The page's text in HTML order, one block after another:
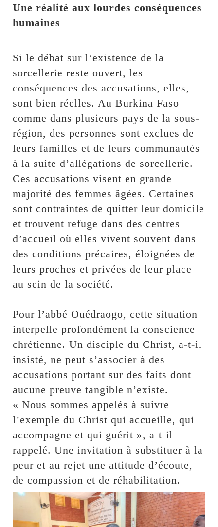
‎Une réalité aux lourdes conséquences
humaines
‎Si le débat sur l’existence de la
sorcellerie reste ouvert, les
conséquences des accusations, elles,
sont bien réelles. Au Burkina Faso
comme dans plusieurs pays de la sous-
région, des personnes sont exclues de
leurs familles et de leurs communautés
à la suite d’allégations de sorcellerie.
Ces accusations visent en grande
majorité des femmes âgées. Certaines
sont contraintes de quitter leur domicile
et trouvent refuge dans des centres
d’accueil où elles vivent souvent dans
des conditions précaires, éloignées de
leurs proches et privées de leur place
au sein de la société.
‎Pour l’abbé Ouédraogo, cette situation
interpelle profondément la conscience
chrétienne. Un disciple du Christ, a-t-il
insisté, ne peut s’associer à des
accusations portant sur des faits dont
aucune preuve tangible n’existe.
« Nous sommes appelés à suivre
l’exemple du Christ qui accueille, qui
accompagne et qui guérit », a-t-il
rappelé. Une invitation à substituer à la
peur et au rejet une attitude d’écoute,
de compassion et de réhabilitation.